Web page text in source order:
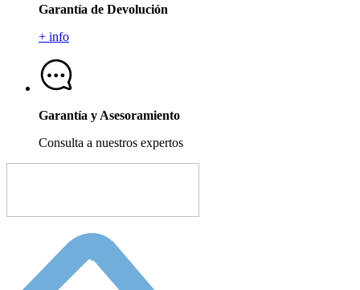
Garantía de Devolución
+ info
Garantía y Asesoramiento
Consulta a nuestros expertos